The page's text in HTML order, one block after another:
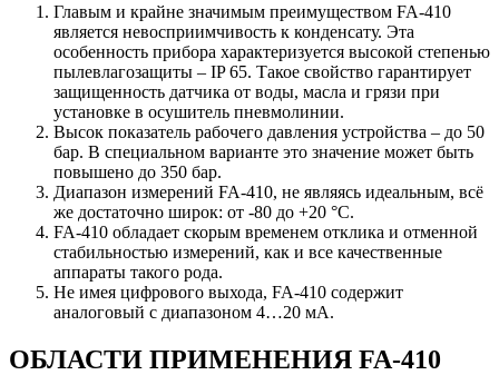
Главым и крайне значимым преимуществом FA-410
является невосприимчивость к конденсату. Эта
особенность прибора характеризуется высокой степенью
пылевлагозащиты – IP 65. Такое свойство гарантирует
защищенность датчика от воды, масла и грязи при
установке в осушитель пневмолинии.
Высок показатель рабочего давления устройства – до 50
бар. В специальном варианте это значение может быть
повышено до 350 бар.
Диапазон измерений FA-410, не являясь идеальным, всё
же достаточно широк: от -80 до +20 °C.
FA-410 обладает скорым временем отклика и отменной
стабильностью измерений, как и все качественные
аппараты такого рода.
Не имея цифрового выхода, FA-410 содержит
аналоговый с диапазоном 4…20 мА.
ОБЛАСТИ ПРИМЕНЕНИЯ FA-410